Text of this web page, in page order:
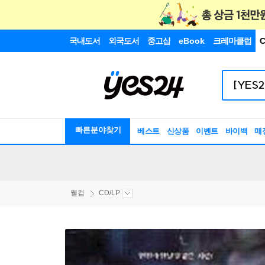
국내도서 외국도서 중고샵 eBook 크레마클럽
빠른분야찾기 베스트 신상품 이벤트 바이백 매
웰컴 CD/LP